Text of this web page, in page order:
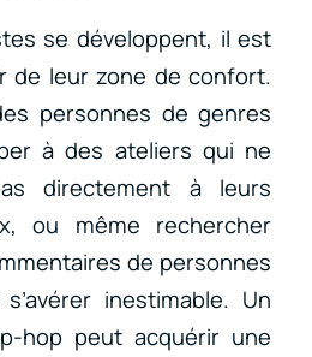
se développent, il est
de leur zone de confort.
personnes de genres
à des ateliers qui ne
directement à leurs
ou même rechercher
de personnes
inestimable. Un
hop peut acquérir une